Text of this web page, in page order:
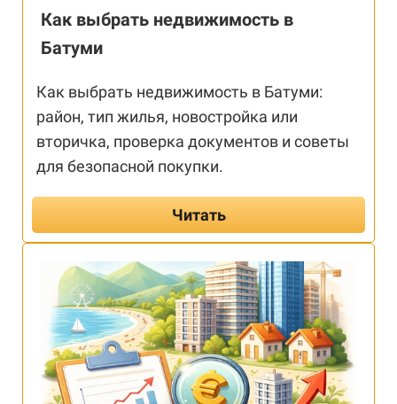
Как выбрать недвижимость в
Батуми
Как выбрать недвижимость в Батуми:
район, тип жилья, новостройка или
вторичка, проверка документов и советы
для безопасной покупки.
Читать